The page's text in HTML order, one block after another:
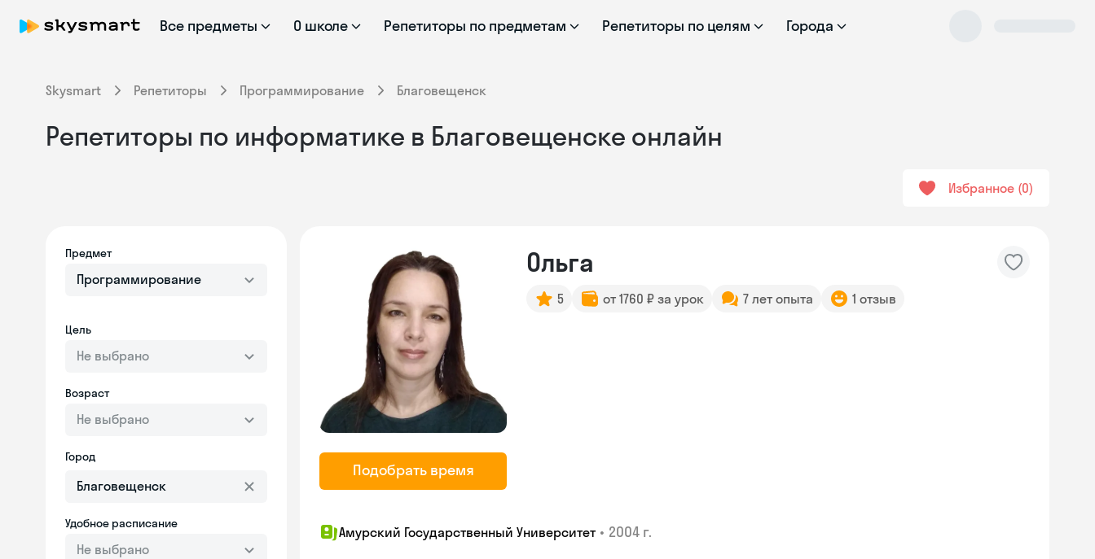
Все предметы О школе Репетиторы по предметам Репетиторы по целям Города
Skysmart Репетиторы Программирование Благовещенск
Репетиторы по информатике в Благовещенске онлайн
Избранное 0
Предмет
Программирование
Цель
Не выбрано
Возраст
Не выбрано
Город
Удобное расписание
Не выбрано
Подобрать время
Ольга
5 от 1760 ₽ за урок 7 лет опыта 1 отзыв
Амурский Государственный Университет • 2004 г.